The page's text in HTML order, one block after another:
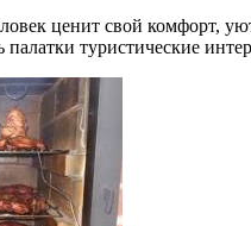
ценит свой комфорт,
туристические